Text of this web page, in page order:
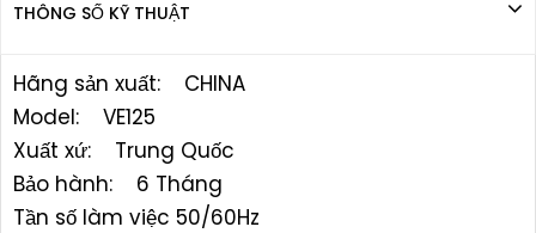
THÔNG SỐ KỸ THUẬT
Hãng sản xuất: CHINA
Model: VE125
Xuất xứ: Trung Quốc
Bảo hành: 6 Tháng
Tần số làm việc 50/60Hz